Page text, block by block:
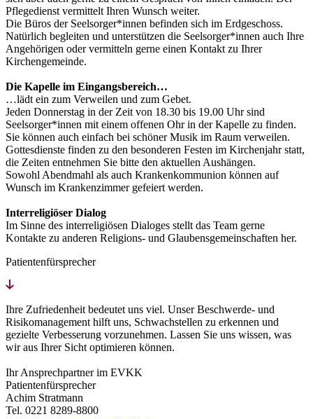
Pflegedienst vermittelt Ihren Wunsch weiter.
Die Büros der Seelsorger*innen befinden sich im Erdgeschoss.
Natürlich begleiten und unterstützen die Seelsorger*innen auch Ihre
Angehörigen oder vermitteln gerne einen Kontakt zu Ihrer
Kirchengemeinde.
Die Kapelle im Eingangsbereich…
…lädt ein zum Verweilen und zum Gebet.
Jeden Donnerstag in der Zeit von 18.30 bis 19.00 Uhr sind
Seelsorger*innen mit einem offenen Ohr in der Kapelle zu finden.
Sie können auch einfach bei schöner Musik im Raum verweilen.
Gottesdienste finden zu den besonderen Festen im Kirchenjahr statt,
die Zeiten entnehmen Sie bitte den aktuellen Aushängen.
Sowohl Abendmahl als auch Krankenkommunion können auf
Wunsch im Krankenzimmer gefeiert werden.
Interreligiöser Dialog
Im Sinne des interreligiösen Dialoges stellt das Team gerne
Kontakte zu anderen Religions- und Glaubensgemeinschaften her.
Patientenfürsprecher
Ihre Zufriedenheit bedeutet uns viel. Unser Beschwerde- und
Risikomanagement hilft uns, Schwachstellen zu erkennen und
gezielte Verbesserung vorzunehmen. Lassen Sie uns wissen, was
wir aus Ihrer Sicht optimieren können.
Ihr Ansprechpartner im EVKK
Patientenfürsprecher
Achim Stratmann
Tel. 0221 8289-8800